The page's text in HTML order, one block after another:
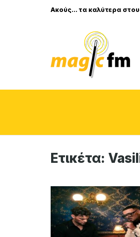
Ακούς... τα καλύτερα
Ετικέτα: